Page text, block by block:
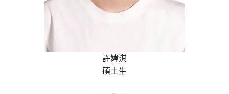
許媁淇
碩士生